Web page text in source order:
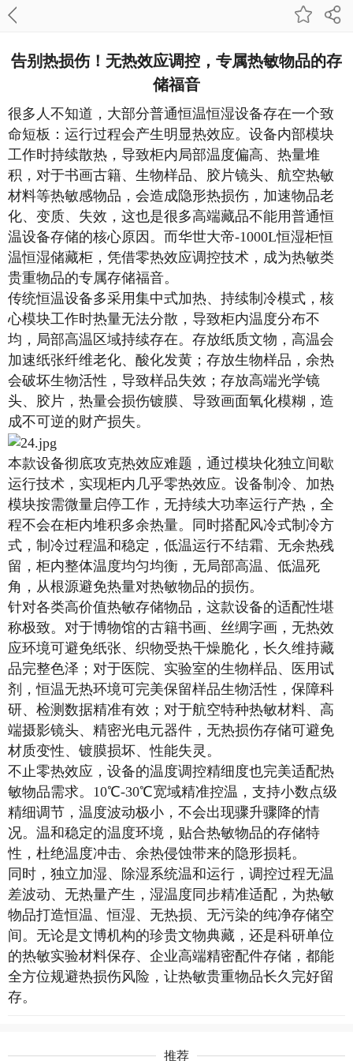
告别热损伤！无热效应调控，专属热敏物品的存
储福音
很多人不知道，大部分普通恒温恒湿设备存在一个致
命短板：运行过程会产生明显热效应。设备内部模块
工作时持续散热，导致柜内局部温度偏高、热量堆
积，对于书画古籍、生物样品、胶片镜头、航空热敏
材料等热敏感物品，会造成隐形热损伤，加速物品老
化、变质、失效，这也是很多高端藏品不能用普通恒
温设备存储的核心原因。而华世大帝-1000L恒湿柜恒
温恒湿储藏柜，凭借零热效应调控技术，成为热敏类
贵重物品的专属存储福音。
传统恒温设备多采用集中式加热、持续制冷模式，核
心模块工作时热量无法分散，导致柜内温度分布不
均，局部高温区域持续存在。存放纸质文物，高温会
加速纸张纤维老化、酸化发黄；存放生物样品，余热
会破坏生物活性，导致样品失效；存放高端光学镜
头、胶片，热量会损伤镀膜、导致画面氧化模糊，造
成不可逆的财产损失。
本款设备彻底攻克热效应难题，通过模块化独立间歇
运行技术，实现柜内几乎零热效应。设备制冷、加热
模块按需微量启停工作，无持续大功率运行产热，全
程不会在柜内堆积多余热量。同时搭配风冷式制冷方
式，制冷过程温和稳定，低温运行不结霜、无余热残
留，柜内整体温度均匀均衡，无局部高温、低温死
角，从根源避免热量对热敏物品的损伤。
针对各类高价值热敏存储物品，这款设备的适配性堪
称极致。对于博物馆的古籍书画、丝绸字画，无热效
应环境可避免纸张、织物受热干燥脆化，长久维持藏
品完整色泽；对于医院、实验室的生物样品、医用试
剂，恒温无热环境可完美保留样品生物活性，保障科
研、检测数据精准有效；对于航空特种热敏材料、高
端摄影镜头、精密光电元器件，无热损伤存储可避免
材质变性、镀膜损坏、性能失灵。
不止零热效应，设备的温度调控精细度也完美适配热
敏物品需求。10℃-30℃宽域精准控温，支持小数点级
精细调节，温度波动极小，不会出现骤升骤降的情
况。温和稳定的温度环境，贴合热敏物品的存储特
性，杜绝温度冲击、余热侵蚀带来的隐形损耗。
同时，独立加湿、除湿系统温和运行，调控过程无温
差波动、无热量产生，湿温度同步精准适配，为热敏
物品打造恒温、恒湿、无热损、无污染的纯净存储空
间。无论是文博机构的珍贵文物典藏，还是科研单位
的热敏实验材料保存、企业高端精密配件存储，都能
全方位规避热损伤风险，让热敏贵重物品长久完好留
存。
推荐